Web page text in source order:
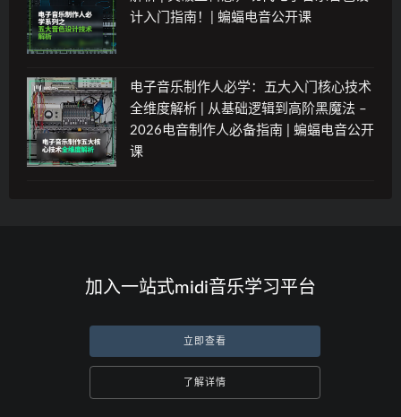
计入门指南！| 蝙蝠电音公开课
电子音乐制作人必学：五大入门核心技术
全维度解析 | 从基础逻辑到高阶黑魔法 –
2026电音制作人必备指南 | 蝙蝠电音公开
课
加入一站式midi音乐学习平台
立即查看
了解详情